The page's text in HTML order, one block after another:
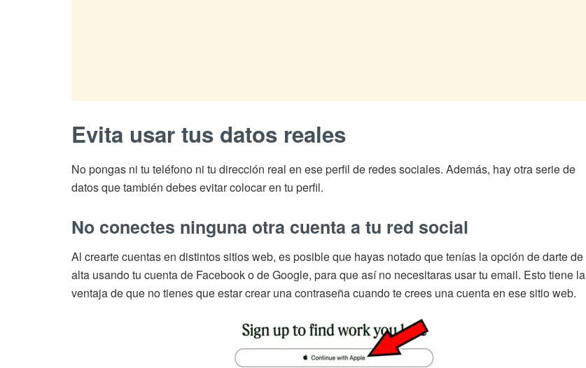
Evita usar tus datos reales
No pongas ni tu teléfono ni tu dirección real en ese perfil de redes sociales. Además, hay otra serie de
datos que también debes evitar colocar en tu perfil.
No conectes ninguna otra cuenta a tu red social
Al crearte cuentas en distintos sitios web, es posible que hayas notado que tenías la opción de darte de
alta usando tu cuenta de Facebook o de Google, para que así no necesitaras usar tu email. Esto tiene la
ventaja de que no tienes que estar crear una contraseña cuando te crees una cuenta en ese sitio web.